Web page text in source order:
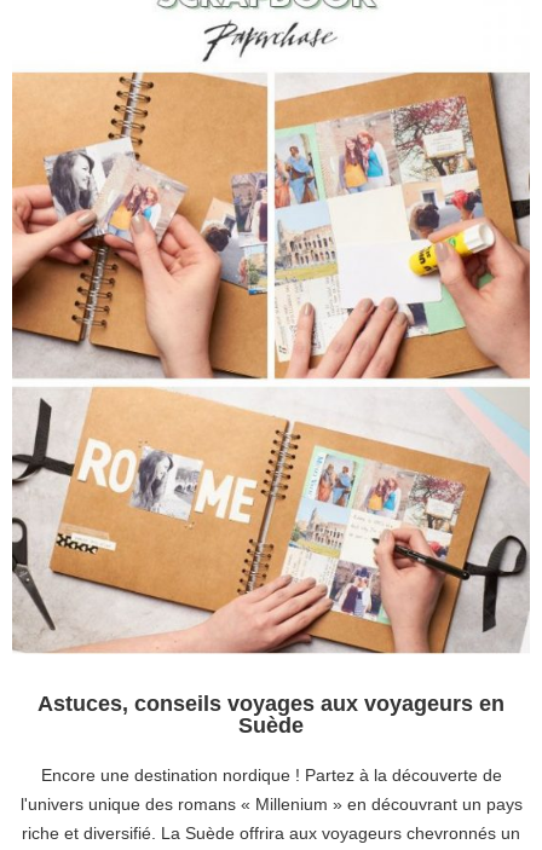
Astuces, conseils voyages aux voyageurs en
Suède
Encore une destination nordique ! Partez à la découverte de
l'univers unique des romans « Millenium » en découvrant un pays
riche et diversifié. La Suède offrira aux voyageurs chevronnés un